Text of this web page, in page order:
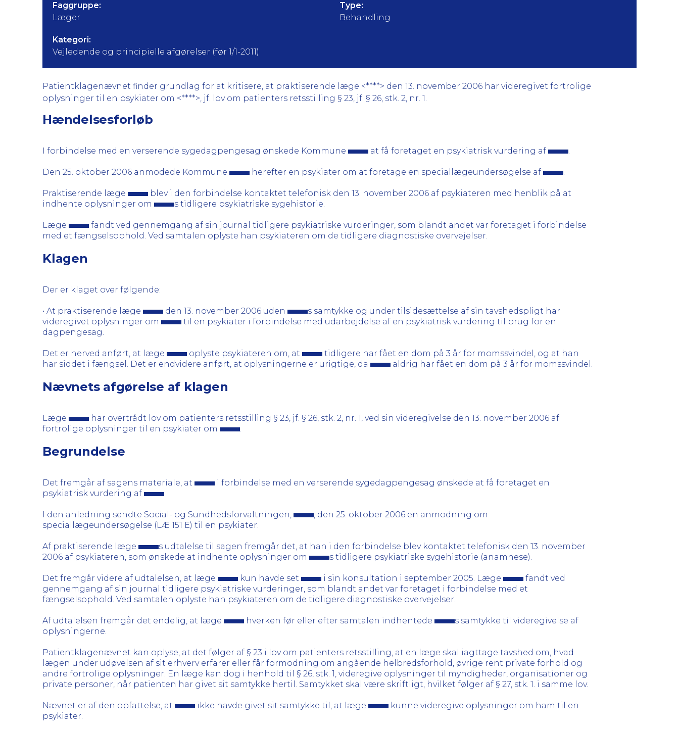
Faggruppe:
Læger
Type:
Behandling
Kategori:
Vejledende og principielle afgørelser (før 1/1-2011)
Patientklagenævnet finder grundlag for at kritisere, at praktiserende læge <****> den 13. november 2006 har videregivet fortrolige
oplysninger til en psykiater om <****>, jf. lov om patienters retsstilling § 23, jf. § 26, stk. 2, nr. 1.
Hændelsesforløb
I forbindelse med en verserende sygedagpengesag ønskede Kommune at få foretaget en psykiatrisk vurdering af .
Den 25. oktober 2006 anmodede Kommune herefter en psykiater om at foretage en speciallægeundersøgelse af .
Praktiserende læge
blev i den forbindelse kontaktet telefonisk den 13. november 2006 af psykiateren med henblik på at
indhente oplysninger om
s tidligere psykiatriske sygehistorie.
Læge
fandt ved gennemgang af sin journal tidligere psykiatriske vurderinger, som blandt andet var foretaget i forbindelse
med et fængselsophold. Ved samtalen oplyste han psykiateren om de tidligere diagnostiske overvejelser.
Klagen
Der er klaget over følgende:
• At praktiserende læge den 13. november 2006 uden
s samtykke og under tilsidesættelse af sin tavshedspligt har
videregivet oplysninger om
til en psykiater i forbindelse med udarbejdelse af en psykiatrisk vurdering til brug for en
dagpengesag.
Det er herved anført, at læge oplyste psykiateren om, at
tidligere har fået en dom på 3 år for momssvindel, og at han
har siddet i fængsel. Det er endvidere anført, at oplysningerne er urigtige, da
aldrig har fået en dom på 3 år for momssvindel.
Nævnets afgørelse af klagen
Læge
har overtrådt lov om patienters retsstilling § 23, jf. § 26, stk. 2, nr. 1, ved sin videregivelse den 13. november 2006 af
fortrolige oplysninger til en psykiater om
.
Begrundelse
Det fremgår af sagens materiale, at
i forbindelse med en verserende sygedagpengesag ønskede at få foretaget en
psykiatrisk vurdering af
.
I den anledning sendte Social- og Sundhedsforvaltningen,
, den 25. oktober 2006 en anmodning om
speciallægeundersøgelse (LÆ 151 E) til en psykiater.
Af praktiserende læge
s udtalelse til sagen fremgår det, at han i den forbindelse blev kontaktet telefonisk den 13. november
2006 af psykiateren, som ønskede at indhente oplysninger om
s tidligere psykiatriske sygehistorie (anamnese).
Det fremgår videre af udtalelsen, at læge kun havde set i sin konsultation i september 2005. Læge
fandt ved
gennemgang af sin journal tidligere psykiatriske vurderinger, som blandt andet var foretaget i forbindelse med et
fængselsophold. Ved samtalen oplyste han psykiateren om de tidligere diagnostiske overvejelser.
Af udtalelsen fremgår det endelig, at læge hverken før eller efter samtalen indhentede
s samtykke til videregivelse af
oplysningerne.
Patientklagenævnet kan oplyse, at det følger af § 23 i lov om patienters retsstilling, at en læge skal iagttage tavshed om, hvad
lægen under udøvelsen af sit erhverv erfarer eller får formodning om angående helbredsforhold, øvrige rent private forhold og
andre fortrolige oplysninger. En læge kan dog i henhold til § 26, stk. 1, videregive oplysninger til myndigheder, organisationer og
private personer, når patienten har givet sit samtykke hertil. Samtykket skal være skriftligt, hvilket følger af § 27, stk. 1. i samme lov.
Nævnet er af den opfattelse, at ikke havde givet sit samtykke til, at læge
kunne videregive oplysninger om ham til en
psykiater.